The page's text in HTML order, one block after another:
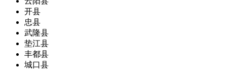
开县
忠县
武隆县
垫江县
丰都县
城口县